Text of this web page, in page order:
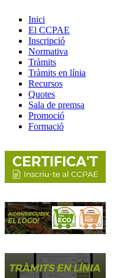
Inici
El CCPAE
Inscripció
Normativa
Tràmits
Tràmits en línia
Recursos
Quotes
Sala de premsa
Promoció
Formació